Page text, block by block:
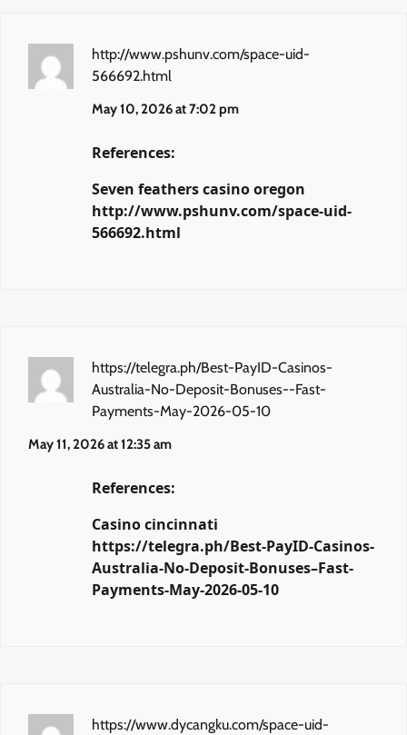
http://www.pshunv.com/space-uid-
566692.html
May 10, 2026 at 7:02 pm
References:
Seven feathers casino oregon
http://www.pshunv.com/space-uid-
566692.html
https://telegra.ph/Best-PayID-Casinos-
Australia-No-Deposit-Bonuses--Fast-
Payments-May-2026-05-10
May 11, 2026 at 12:35 am
References:
Casino cincinnati
https://telegra.ph/Best-PayID-Casinos-
Australia-No-Deposit-Bonuses–Fast-
Payments-May-2026-05-10
https://www.dycangku.com/space-uid-